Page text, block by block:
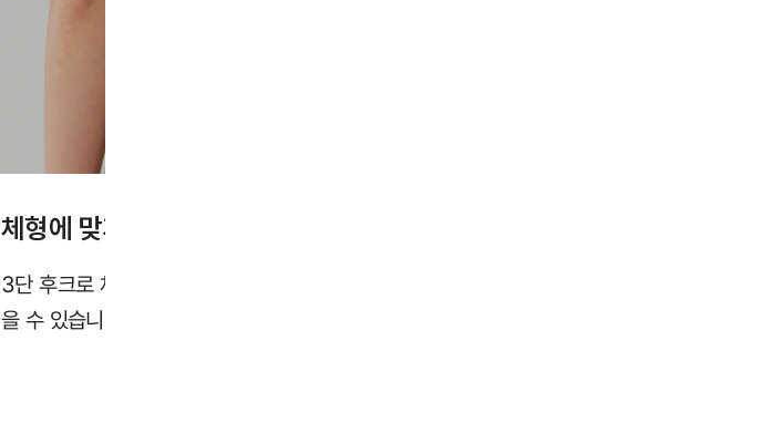
체형에 맞게 조절가능한 3단 후크
3단 후크로 체형에 맞게 둘레 조절이 가능하며, 운동 후에도 쉽게 입고 벗
을 수 있습니다.